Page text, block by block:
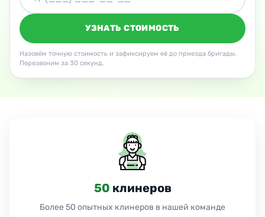
УЗНАТЬ СТОИМОСТЬ
Назовём точную стоимость и зафиксируем её до приезда бригады.
Перезвоним за 30 секунд.
24часа
Работаем 24 часа без выходных и праздников